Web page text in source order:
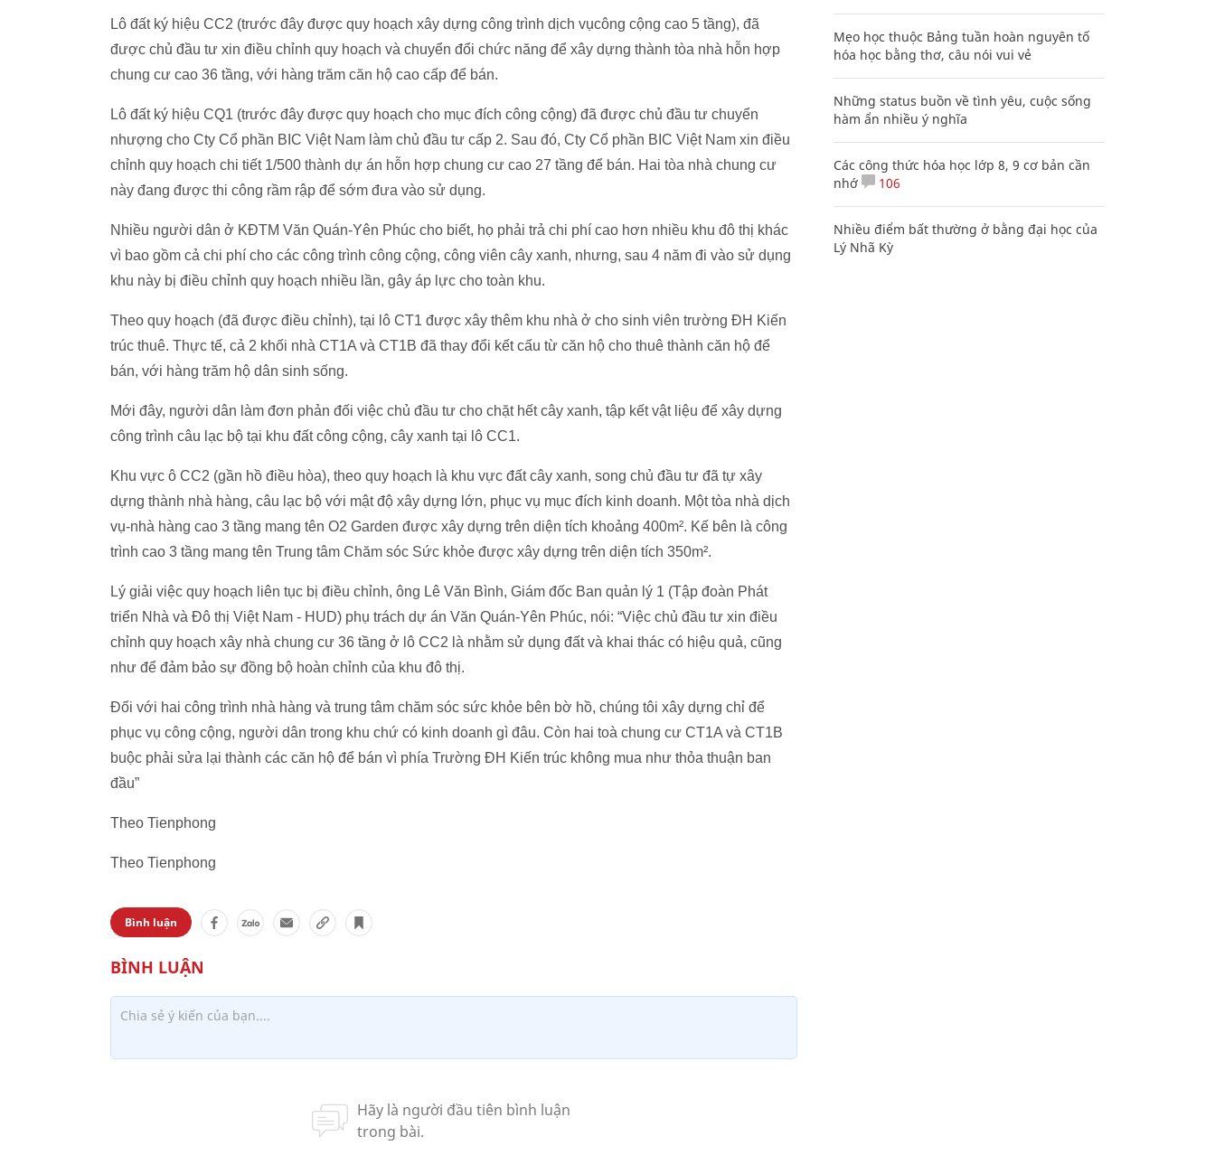
Lô đất ký hiệu CC2 (trước đây được quy hoạch xây dựng công trình dịch vụcông cộng cao 5 tầng), đã
được chủ đầu tư xin điều chỉnh quy hoạch và chuyển đổi chức năng để xây dựng thành tòa nhà hỗn hợp
chung cư cao 36 tầng, với hàng trăm căn hộ cao cấp để bán.
Lô đất ký hiệu CQ1 (trước đây được quy hoạch cho mục đích công cộng) đã được chủ đầu tư chuyển
nhượng cho Cty Cổ phần BIC Việt Nam làm chủ đầu tư cấp 2. Sau đó, Cty Cổ phần BIC Việt Nam xin điều
chỉnh quy hoạch chi tiết 1/500 thành dự án hỗn hợp chung cư cao 27 tầng để bán. Hai tòa nhà chung cư
này đang được thi công rầm rập để sớm đưa vào sử dụng.
Nhiều người dân ở KĐTM Văn Quán-Yên Phúc cho biết, họ phải trả chi phí cao hơn nhiều khu đô thị khác
vì bao gồm cả chi phí cho các công trình công cộng, công viên cây xanh, nhưng, sau 4 năm đi vào sử dụng
khu này bị điều chỉnh quy hoạch nhiều lần, gây áp lực cho toàn khu.
Theo quy hoạch (đã được điều chỉnh), tại lô CT1 được xây thêm khu nhà ở cho sinh viên trường ĐH Kiến
trúc thuê. Thực tế, cả 2 khối nhà CT1A và CT1B đã thay đổi kết cấu từ căn hộ cho thuê thành căn hộ để
bán, với hàng trăm hộ dân sinh sống.
Mới đây, người dân làm đơn phản đối việc chủ đầu tư cho chặt hết cây xanh, tập kết vật liệu để xây dựng
công trình câu lạc bộ tại khu đất công cộng, cây xanh tại lô CC1.
Khu vực ô CC2 (gần hồ điều hòa), theo quy hoạch là khu vực đất cây xanh, song chủ đầu tư đã tự xây
dựng thành nhà hàng, câu lạc bộ với mật độ xây dựng lớn, phục vụ mục đích kinh doanh. Một tòa nhà dịch
vụ-nhà hàng cao 3 tầng mang tên O2 Garden được xây dựng trên diện tích khoảng 400m². Kế bên là công
trình cao 3 tầng mang tên Trung tâm Chăm sóc Sức khỏe được xây dựng trên diện tích 350m².
Lý giải việc quy hoạch liên tục bị điều chỉnh, ông Lê Văn Bình, Giám đốc Ban quản lý 1 (Tập đoàn Phát
triển Nhà và Đô thị Việt Nam - HUD) phụ trách dự án Văn Quán-Yên Phúc, nói: “Việc chủ đầu tư xin điều
chỉnh quy hoạch xây nhà chung cư 36 tầng ở lô CC2 là nhằm sử dụng đất và khai thác có hiệu quả, cũng
như để đảm bảo sự đồng bộ hoàn chỉnh của khu đô thị.
Đối với hai công trình nhà hàng và trung tâm chăm sóc sức khỏe bên bờ hồ, chúng tôi xây dựng chỉ để
phục vụ công cộng, người dân trong khu chứ có kinh doanh gì đâu. Còn hai toà chung cư CT1A và CT1B
buộc phải sửa lại thành các căn hộ để bán vì phía Trường ĐH Kiến trúc không mua như thỏa thuận ban
đầu”
Theo Tienphong
Theo Tienphong
Bình luận
Mẹo học thuộc Bảng tuần hoàn nguyên tố
hóa học bằng thơ, câu nói vui vẻ
Những status buồn về tình yêu, cuộc sống
hàm ẩn nhiều ý nghĩa
Các công thức hóa học lớp 8, 9 cơ bản cần
nhớ
106
Nhiều điểm bất thường ở bằng đại học của
Lý Nhã Kỳ